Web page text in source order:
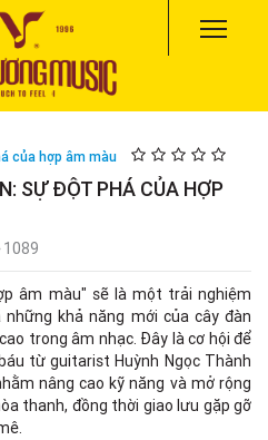
của hợp âm màu
SỰ ĐỘT PHÁ CỦA HỢP
1089
âm màu" sẽ là một trải nghiệm
khả năng mới của cây đàn
trong âm nhạc. Đây là cơ hội để
từ guitarist Huỳnh Ngọc Thành
nâng cao kỹ năng và mở rộng
thanh, đồng thời giao lưu gặp gỡ